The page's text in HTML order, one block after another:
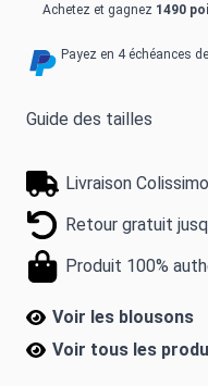
Achetez et gagnez 1490
Payez en 4 échéances
Guide des tailles
Livraison
Retour gratuit
Produit 100%
Voir les blousons
Voir tous les